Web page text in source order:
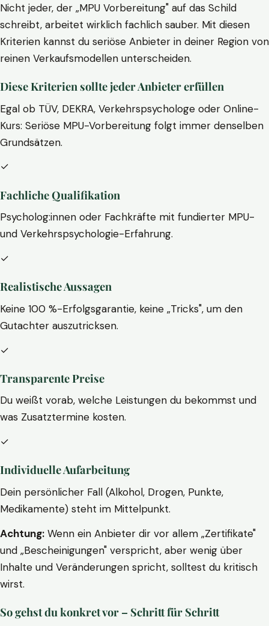
Nicht jeder, der „MPU Vorbereitung" auf das Schild
schreibt, arbeitet wirklich fachlich sauber. Mit diesen
Kriterien kannst du seriöse Anbieter in deiner Region von
reinen Verkaufsmodellen unterscheiden.
Diese Kriterien sollte jeder Anbieter erfüllen
Egal ob TÜV, DEKRA, Verkehrspsychologe oder Online-
Kurs: Seriöse MPU-Vorbereitung folgt immer denselben
Grundsätzen.
✓
Fachliche Qualifikation
Psycholog:innen oder Fachkräfte mit fundierter MPU-
und Verkehrspsychologie-Erfahrung.
✓
Realistische Aussagen
Keine 100 %-Erfolgsgarantie, keine „Tricks", um den
Gutachter auszutricksen.
✓
Transparente Preise
Du weißt vorab, welche Leistungen du bekommst und
was Zusatztermine kosten.
✓
Individuelle Aufarbeitung
Dein persönlicher Fall (Alkohol, Drogen, Punkte,
Medikamente) steht im Mittelpunkt.
Achtung: Wenn ein Anbieter dir vor allem „Zertifikate"
und „Bescheinigungen" verspricht, aber wenig über
Inhalte und Veränderungen spricht, solltest du kritisch
wirst.
So gehst du konkret vor – Schritt für Schritt